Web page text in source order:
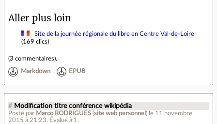
Aller plus loin
Site de la journée régionale du libre en Centre Val-de-Loire
(169 clics)
(3 commentaires).
Markdown EPUB
# Modification titre conférence wikipédia
Posté par Marco RODRIGUES (site web personnel ) le 11 novembre
2015 à 21:23. Évalué à 1 .